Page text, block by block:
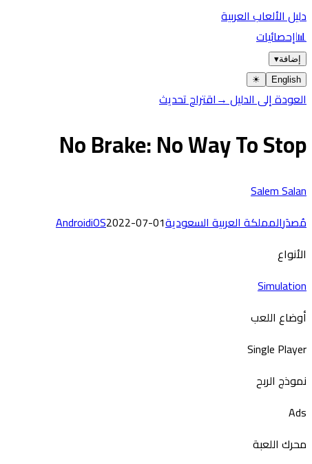
دليل الألعاب العربية
📊إحصائيات
إضافة▾
English
☀︎
العودة إلى الدليل →اقتراح تحديث
No Brake: No Way To Stop
Salem Salan
مُصدَرالمملكة العربية السعودية AndroidiOS2022-07-01
الأنواع
Simulation
أوضاع اللعب
Single Player
نموذج الربح
Ads
محرك اللعبة